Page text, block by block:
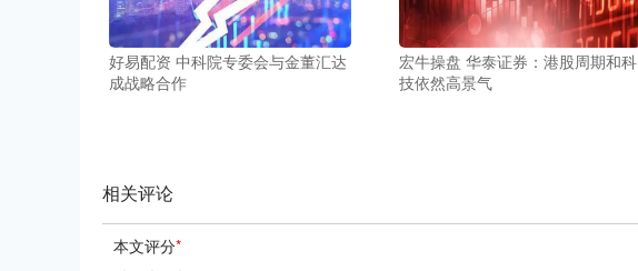
好易配资 中科院专委会与金董汇达
成战略合作
宏牛操盘 华泰证券：港股周期和科
技依然高景气
相关评论
本文评分*